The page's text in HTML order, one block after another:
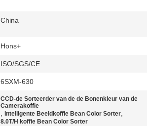
China
Hons+
ISO/SGS/CE
6SXM-630
CCD-de Sorteerder van de de Bonenkleur van de
Camerakoffie
, Intelligente Beeldkoffie Bean Color Sorter,
8.0T/H koffie Bean Color Sorter